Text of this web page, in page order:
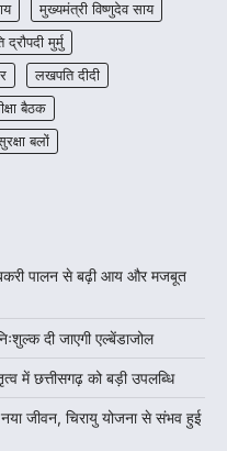
मुख्यमंत्री विष्णुदेव साय
द्रौपदी मुर्मु
लखपति दीदी
बैठक
बलों
बकरी पालन से बढ़ी आय और मजबूत
दी जाएगी एल्बेंडाजोल
में छत्तीसगढ़ को बड़ी उपलब्धि
जीवन, चिरायु योजना से संभव हुई